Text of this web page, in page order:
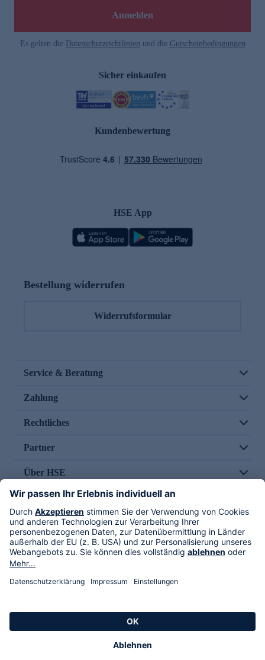
Anmelden
Es gelten die Datenschutzrichtlinien und die Gutscheinbedingungen
Sicher einkaufen
Kundenbewertung
HSE App
Bestellung widerrufen
Widerrufsformular
Service & Beratung
Zahlung
Rechtliches
Partner
Über HSE
Im TV
HSE International